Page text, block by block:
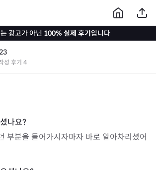
광고가 아닌 100% 실제 후기입니다
성 후기 4
부분을 들어가시자마자 바로 알아차리셨어